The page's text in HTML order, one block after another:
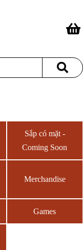
Sắp có mặt -
Coming Soon
Merchandise
Games